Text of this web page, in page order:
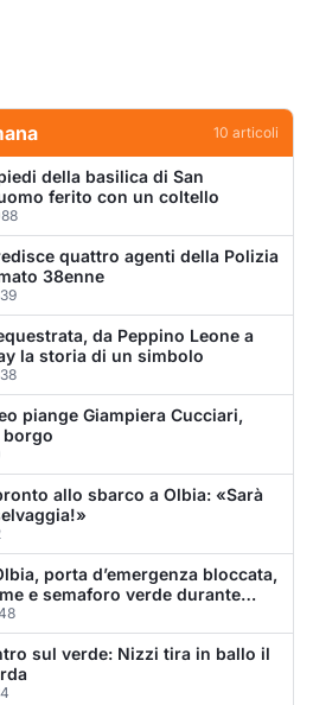
10 articoli
della basilica di San
ferito con un coltello
quattro agenti della Polizia
38enne
da Peppino Leone a
la storia di un simbolo
piange Giampiera Cucciari,
borgo
allo sbarco a Olbia: «Sarà
porta d’emergenza bloccata,
e semaforo verde durante
sul verde: Nizzi tira in ballo il